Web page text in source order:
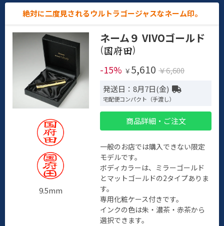
絶対に二度見されるウルトラゴージャスなネーム印。
9.5mm
ネーム９ VIVOゴールド
(
)
-15% ￥ 5,610 ￥6,600
発送日：8月7日(金)
宅配便コンパクト（手渡し）
商品詳細・ご注文
一般のお店では購入できない限定
モデルです。
ボディカラーは、ミラーゴールド
とマットゴールドの2タイプありま
す。
専用化粧ケース付きです。
インクの色は朱・濃茶・赤茶から
選択できます。